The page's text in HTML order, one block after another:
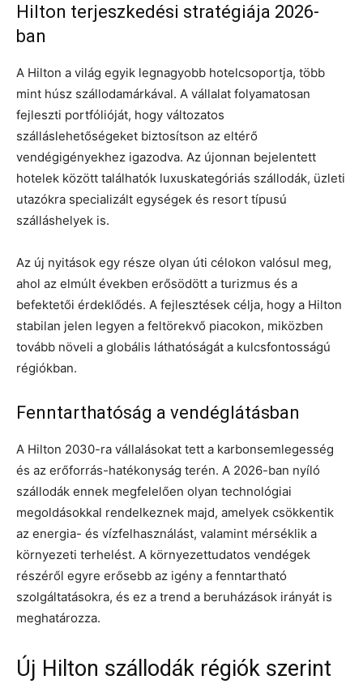
Hilton terjeszkedési stratégiája 2026-
ban
A Hilton a világ egyik legnagyobb hotelcsoportja, több
mint húsz szállodamárkával. A vállalat folyamatosan
fejleszti portfólióját, hogy változatos
szálláslehetőségeket biztosítson az eltérő
vendégigényekhez igazodva. Az újonnan bejelentett
hotelek között találhatók luxuskategóriás szállodák, üzleti
utazókra specializált egységek és resort típusú
szálláshelyek is.
Az új nyitások egy része olyan úti célokon valósul meg,
ahol az elmúlt években erősödött a turizmus és a
befektetői érdeklődés. A fejlesztések célja, hogy a Hilton
stabilan jelen legyen a feltörekvő piacokon, miközben
tovább növeli a globális láthatóságát a kulcsfontosságú
régiókban.
Fenntarthatóság a vendéglátásban
A Hilton 2030-ra vállalásokat tett a karbonsemlegesség
és az erőforrás-hatékonyság terén. A 2026-ban nyíló
szállodák ennek megfelelően olyan technológiai
megoldásokkal rendelkeznek majd, amelyek csökkentik
az energia- és vízfelhasználást, valamint mérséklik a
környezeti terhelést. A környezettudatos vendégek
részéről egyre erősebb az igény a fenntartható
szolgáltatásokra, és ez a trend a beruházások irányát is
meghatározza.
Új Hilton szállodák régiók szerint